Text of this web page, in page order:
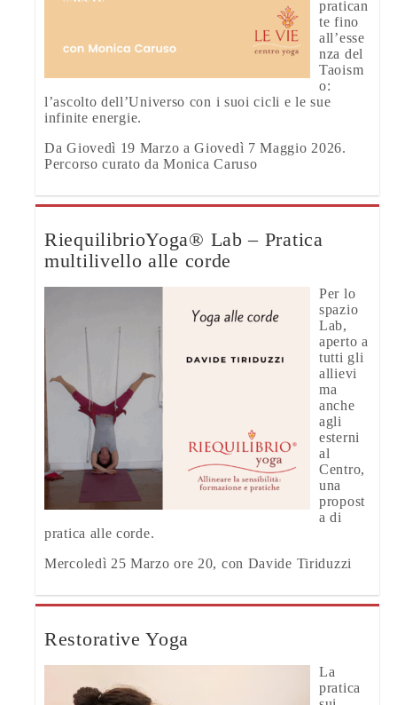
pratican
te fino
all’esse
nza del
Taoism
o:
l’ascolto dell’Universo con i suoi cicli e le sue
infinite energie.
Da Giovedì 19 Marzo a Giovedì 7 Maggio 2026.
Percorso curato da Monica Caruso
RiequilibrioYoga® Lab – Pratica
multilivello alle corde
Per lo
spazio
Lab,
aperto a
tutti gli
allievi
ma
anche
agli
esterni
al
Centro,
una
propost
a di
pratica alle corde.
Mercoledì 25 Marzo ore 20, con Davide Tiriduzzi
Restorative Yoga
La
pratica